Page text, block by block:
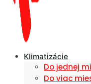
Klimatizácie
Do jednej
Do viac